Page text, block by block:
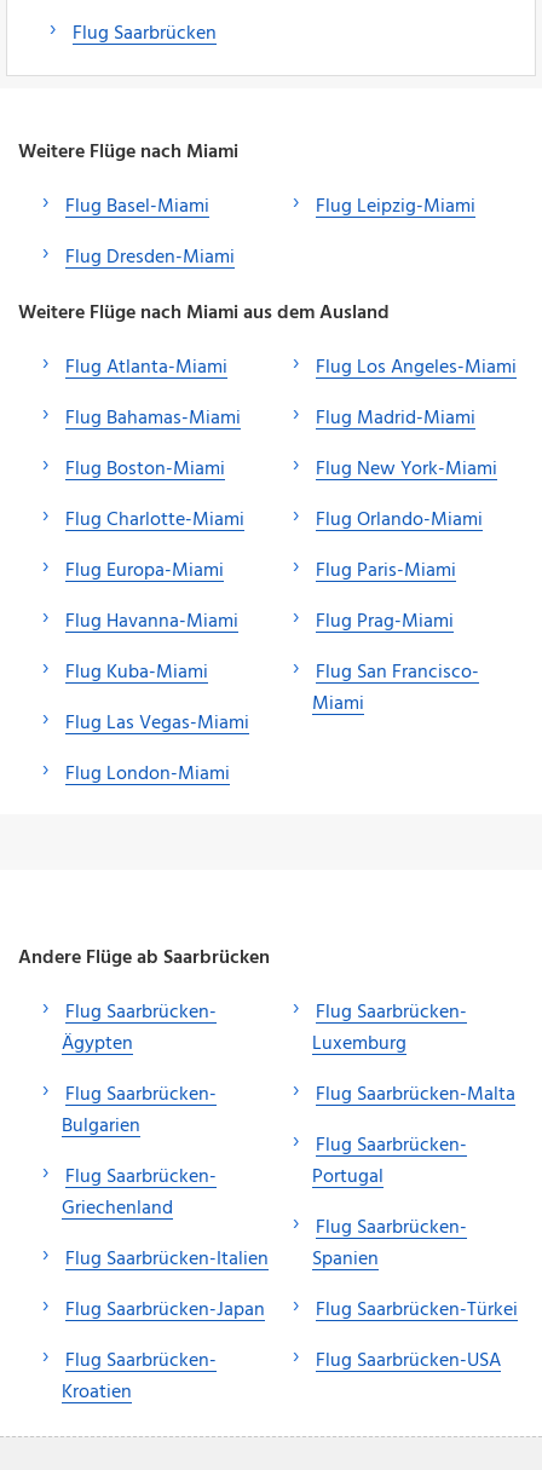
Flug Saarbrücken
Weitere Flüge nach Miami
Flug Basel-Miami
Flug Dresden-Miami
Flug Leipzig-Miami
Weitere Flüge nach Miami aus dem Ausland
Flug Atlanta-Miami
Flug Bahamas-Miami
Flug Boston-Miami
Flug Charlotte-Miami
Flug Europa-Miami
Flug Havanna-Miami
Flug Kuba-Miami
Flug Las Vegas-Miami
Flug London-Miami
Flug Los Angeles-Miami
Flug Madrid-Miami
Flug New York-Miami
Flug Orlando-Miami
Flug Paris-Miami
Flug Prag-Miami
Flug San Francisco-
Miami
Andere Flüge ab Saarbrücken
Flug Saarbrücken-
Ägypten
Flug Saarbrücken-
Bulgarien
Flug Saarbrücken-
Griechenland
Flug Saarbrücken-Italien
Flug Saarbrücken-Japan
Flug Saarbrücken-
Kroatien
Flug Saarbrücken-
Luxemburg
Flug Saarbrücken-Malta
Flug Saarbrücken-
Portugal
Flug Saarbrücken-
Spanien
Flug Saarbrücken-Türkei
Flug Saarbrücken-USA